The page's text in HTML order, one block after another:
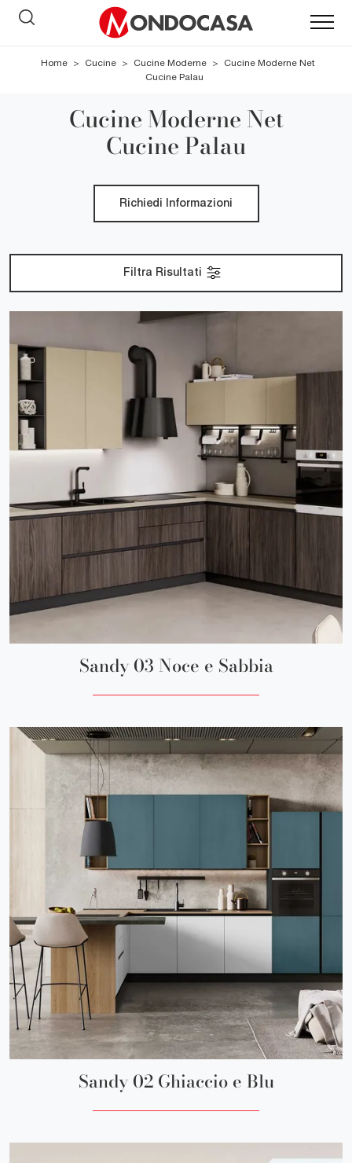
Home > Cucine > Cucine Moderne >
Cucine Moderne Net
Cucine Palau
Cucine Moderne Net
Cucine Palau
Richiedi Informazioni
Filtra Risultati
Sandy 03 Noce e Sabbia
Sandy 02 Ghiaccio e Blu